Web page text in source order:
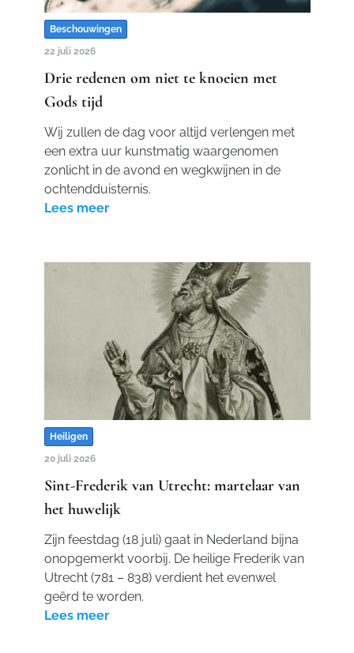
Beschouwingen
22 juli 2026
Drie redenen om niet te knoeien met
Gods tijd
Wij zullen de dag voor altijd verlengen met
een extra uur kunstmatig waargenomen
zonlicht in de avond en wegkwijnen in de
ochtendduisternis.
Lees meer
Heiligen
20 juli 2026
Sint-Frederik van Utrecht: martelaar van
het huwelijk
Zijn feestdag (18 juli) gaat in Nederland bijna
onopgemerkt voorbij. De heilige Frederik van
Utrecht (781 – 838) verdient het evenwel
geërd te worden.
Lees meer